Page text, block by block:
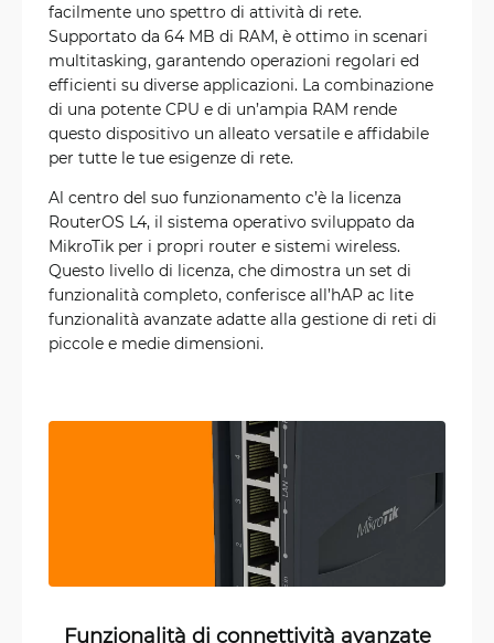
facilmente uno spettro di attività di rete.
Supportato da 64 MB di RAM, è ottimo in scenari
multitasking, garantendo operazioni regolari ed
efficienti su diverse applicazioni. La combinazione
di una potente CPU e di un’ampia RAM rende
questo dispositivo un alleato versatile e affidabile
per tutte le tue esigenze di rete.
Al centro del suo funzionamento c’è la licenza
RouterOS L4, il sistema operativo sviluppato da
MikroTik per i propri router e sistemi wireless.
Questo livello di licenza, che dimostra un set di
funzionalità completo, conferisce all’hAP ac lite
funzionalità avanzate adatte alla gestione di reti di
piccole e medie dimensioni.
Funzionalità di connettività avanzate